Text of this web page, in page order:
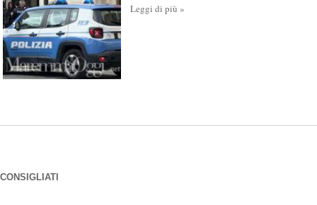
Leggi di più »
CONSIGLIATI